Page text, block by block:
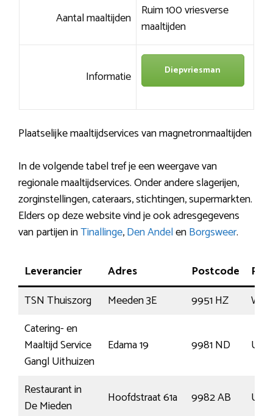
Aantal maaltijden Ruim 100 vriesverse
maaltijden
Informatie Diepvriesman
Plaatselijke maaltijdservices van magnetronmaaltijden
In de volgende tabel tref je een weergave van
regionale maaltijdservices. Onder andere slagerijen,
zorginstellingen, cateraars, stichtingen, supermarkten.
Elders op deze website vind je ook adresgegevens
van partijen inTinallinge,Den AndelenBorgsweer.
Leverancier Adres Postcode
TSN Thuiszorg
Meeden 3E 9951 HZ
Catering- en
Maaltijd Service
Gangl Uithuizen
Edama 19 9981 ND
Restaurant in
De Mieden
Hoofdstraat 61a 9982 AB